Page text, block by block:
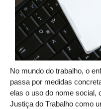
Diretores
Comitês
Comitê Gestor
Comitê Gestor
Processuais
Comissão Regional
No mundo do trabalho, o
passa por medidas
elas o uso do nome social,
Justiça do Trabalho como